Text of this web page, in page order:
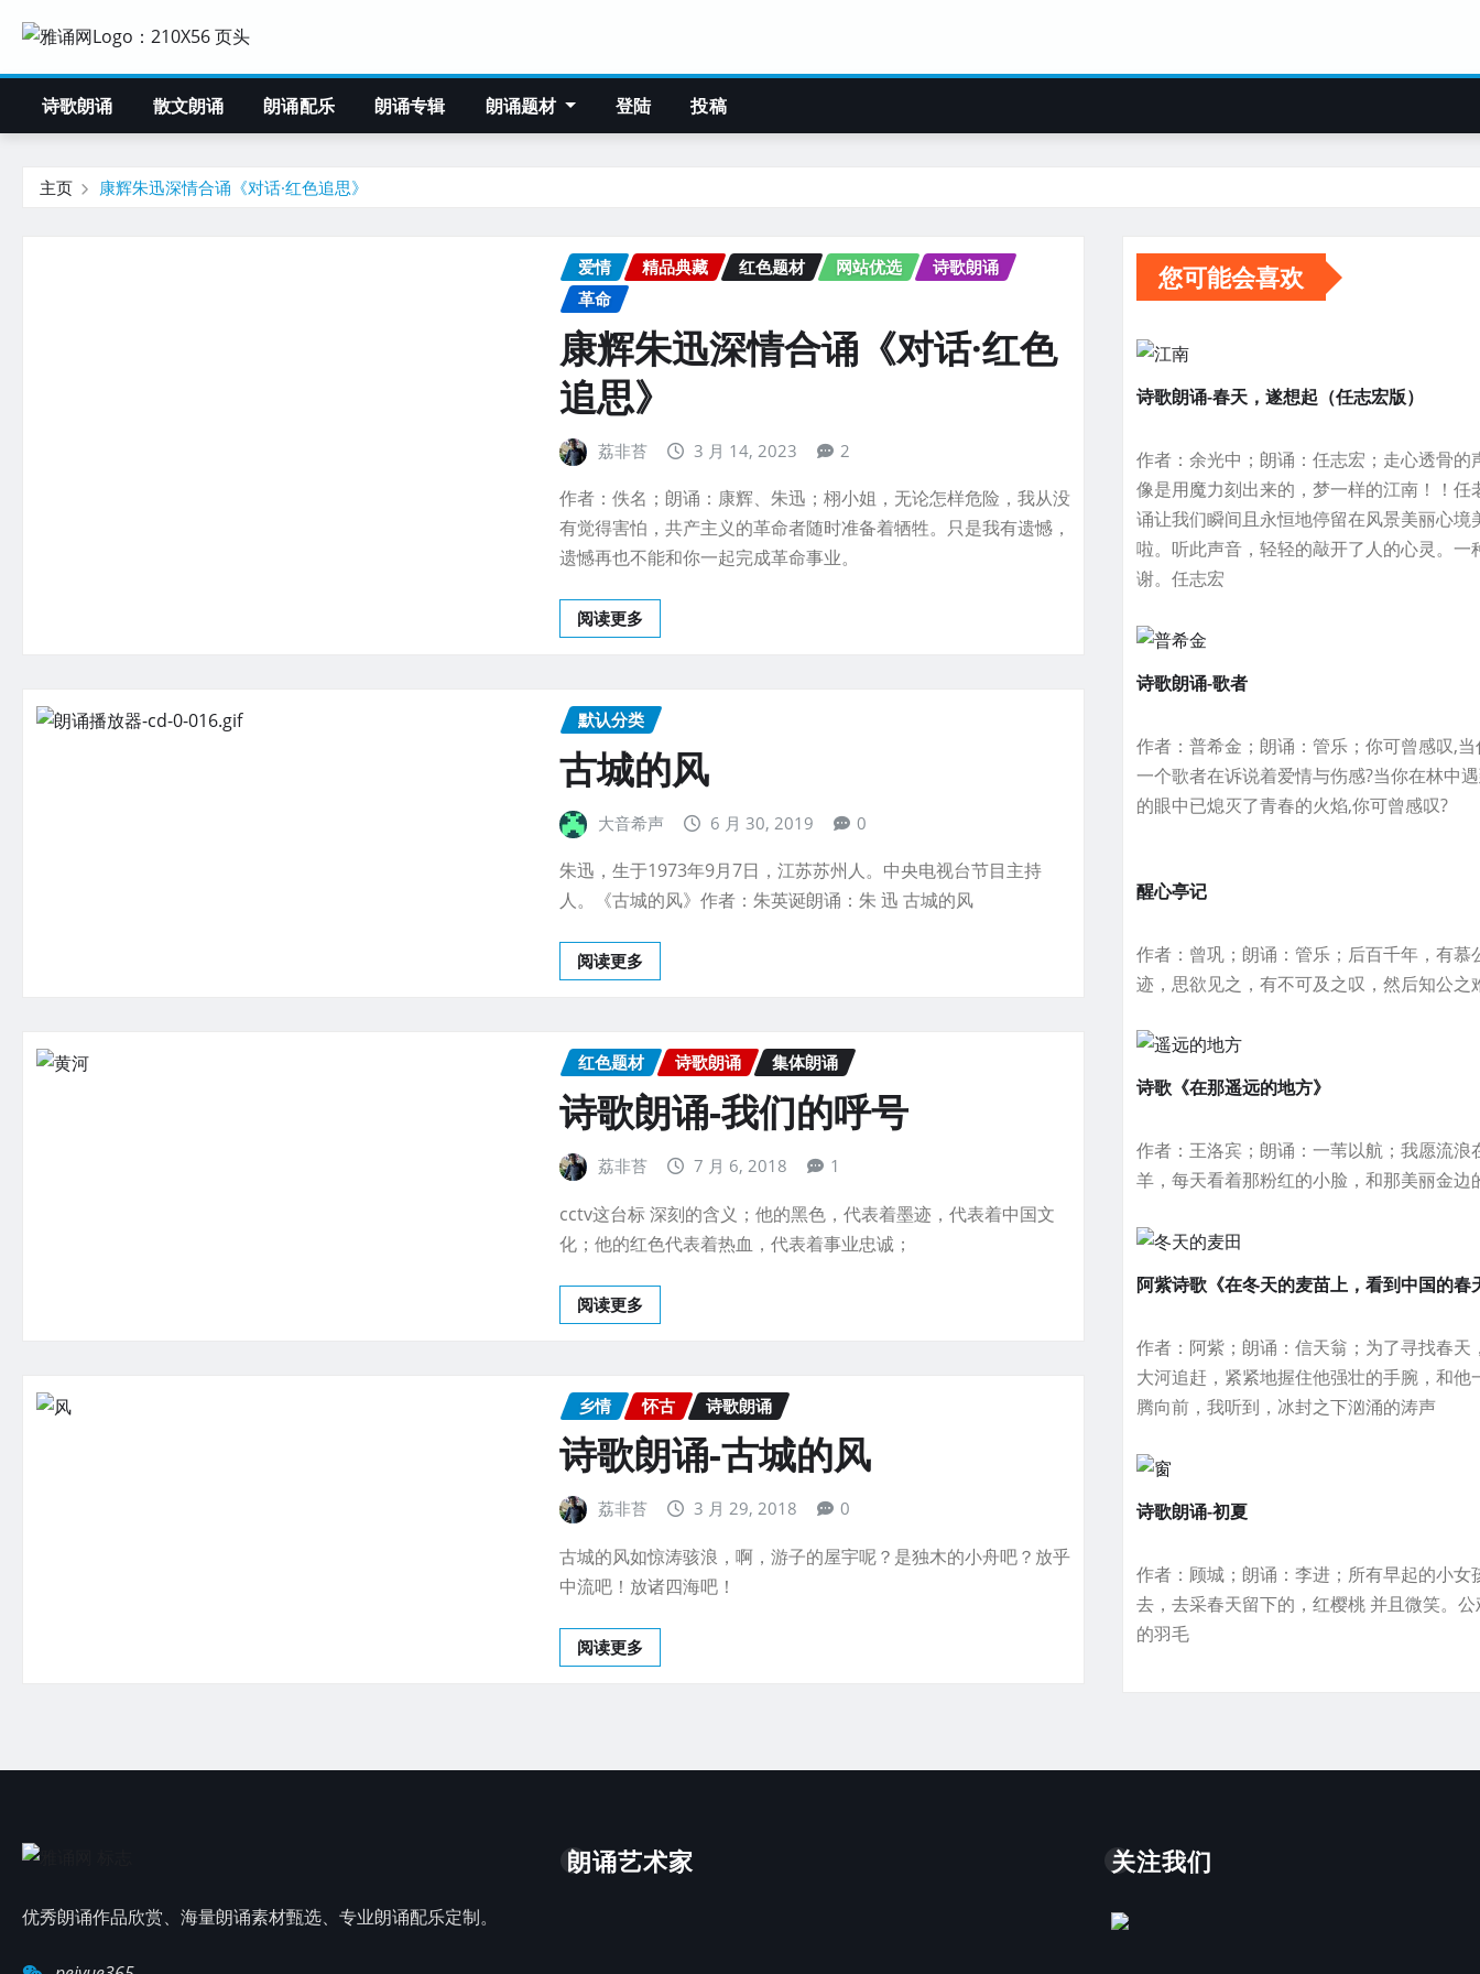
诗歌朗诵 散文朗诵 朗诵配乐 朗诵专辑 朗诵题材 登陆 投稿
主页 康辉朱迅深情合诵《对话·红色追思》
爱情 精品典藏 红色题材 网站优选
诗歌朗诵
革命
康辉朱迅深情合诵《对话·红色
追思》
荔非苔 3 月 14, 2023 2
作者：佚名；朗诵：康辉、朱迅；栩小姐，无论怎样危险，我从没
有觉得害怕，共产主义的革命者随时准备着牺牲。只是我有遗憾，
遗憾再也不能和你一起完成革命事业。
阅读更多
默认分类
古城的风
大音希声 6 月 30, 2019 0
朱迅，生于1973年9月7日，江苏苏州人。中央电视台节目主持
人。《古城的风》作者：朱英诞朗诵：朱 迅 古城的风
阅读更多
红色题材 诗歌朗诵 集体朗诵
诗歌朗诵-我们的呼号
荔非苔 7 月 6, 2018 1
cctv这台标 深刻的含义；他的黑色，代表着墨迹，代表着中国文
化；他的红色代表着热血，代表着事业忠诚；
阅读更多
乡情 怀古 诗歌朗诵
诗歌朗诵-古城的风
荔非苔 3 月 29, 2018 0
古城的风如惊涛骇浪，啊，游子的屋宇呢？是独木的小舟吧？放乎
中流吧！放诸四海吧！
阅读更多
您可能会喜欢
诗歌朗诵-春天，遂想起（任志宏版）
作者：余光中；朗诵：任志宏；走心透骨的
像是用魔力刻出来的，梦一样的江南！！任
诵让我们瞬间且永恒地停留在风景美丽心境
啦。听此声音，轻轻的敲开了人的心灵。一
谢。任志宏
诗歌朗诵-歌者
作者：普希金；朗诵：管乐；你可曾感叹,
一个歌者在诉说着爱情与伤感?当你在林中
的眼中已熄灭了青春的火焰,你可曾感叹?
醒心亭记
作者：曾巩；朗诵：管乐；后百千年，有慕
迹，思欲见之，有不可及之叹，然后知公之
诗歌《在那遥远的地方》
作者：王洛宾；朗诵：一苇以航；我愿流浪
羊，每天看着那粉红的小脸，和那美丽金边
阿紫诗歌《在冬天的麦苗上，看到中国的春
作者：阿紫；朗诵：信天翁；为了寻找春天
大河追赶，紧紧地握住他强壮的手腕，和他
腾向前，我听到，冰封之下汹涌的涛声
诗歌朗诵-初夏
作者：顾城；朗诵：李进；所有早起的小女
去，去采春天留下的，红樱桃 并且微笑。
的羽毛
优秀朗诵作品欣赏、海量朗诵素材甄选、专业朗诵配乐定制。
朗诵艺术家 关注我们